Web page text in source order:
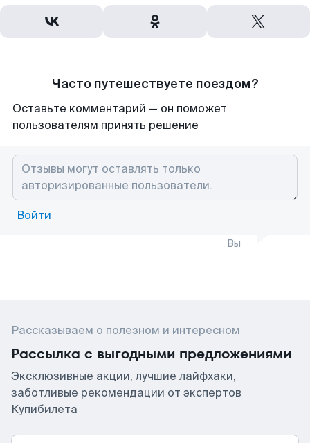
Часто путешествуете поездом?
Оставьте комментарий — он поможет
пользователям принять решение
Войти
Вы
Рассказываем о полезном и интересном
Рассылка с выгодными предложениями
Эксклюзивные акции, лучшие лайфхаки,
заботливые рекомендации от экспертов
Купибилета